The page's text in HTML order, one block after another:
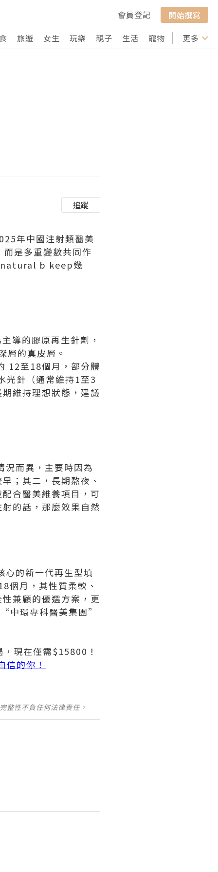
會員登記
開始撰寫
旅遊 女生 玩樂 親子 生活 寵物 行山 打卡
更多
追蹤
年中國注射類醫美
是多重變數共同作
natural b keep幾
導的膠原再生針劑，
層的真皮層。
12至18個月，部分體
光針（通常維持1至3
維持理想狀態，建議
而異，主要時因為
；其二，長期熬夜、
合醫美維養項目，可
的話，那麼效果自然
的新一代再生型填
個月，其性質柔軟、
兼顧的優選方案，更
中環專科醫美集團”
現在僅需$15800！
信的你！
整性不負任何法律責任。